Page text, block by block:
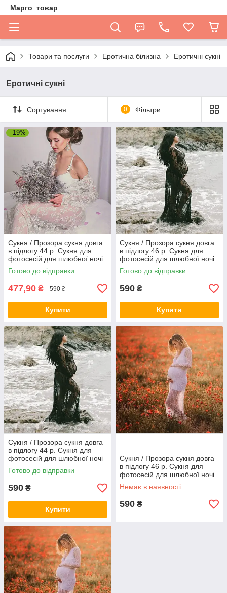
Марго_товар
Товари та послуги Еротична білизна Еротичні сукні
Еротичні сукні
Сортування 0 Фільтри
–19%
Сукня / Прозора сукня довга
в підлогу 44 р. Сукня для
фотосесій для шлюбної ночі
Гіпюр
Готово до відправки
477,90 ₴ 590 ₴
Купити
Сукня / Прозора сукня довга
в підлогу 46 р. Сукня для
фотосесій для шлюбної ночі
Гіпюр
Готово до відправки
590 ₴
Купити
Сукня / Прозора сукня довга
в підлогу 44 р. Сукня для
фотосесій для шлюбної ночі
Гіпюр
Готово до відправки
590 ₴
Купити
Сукня / Прозора сукня довга
в підлогу 46 р. Сукня для
фотосесій для шлюбної ночі
Гіпюр
Немає в наявності
590 ₴